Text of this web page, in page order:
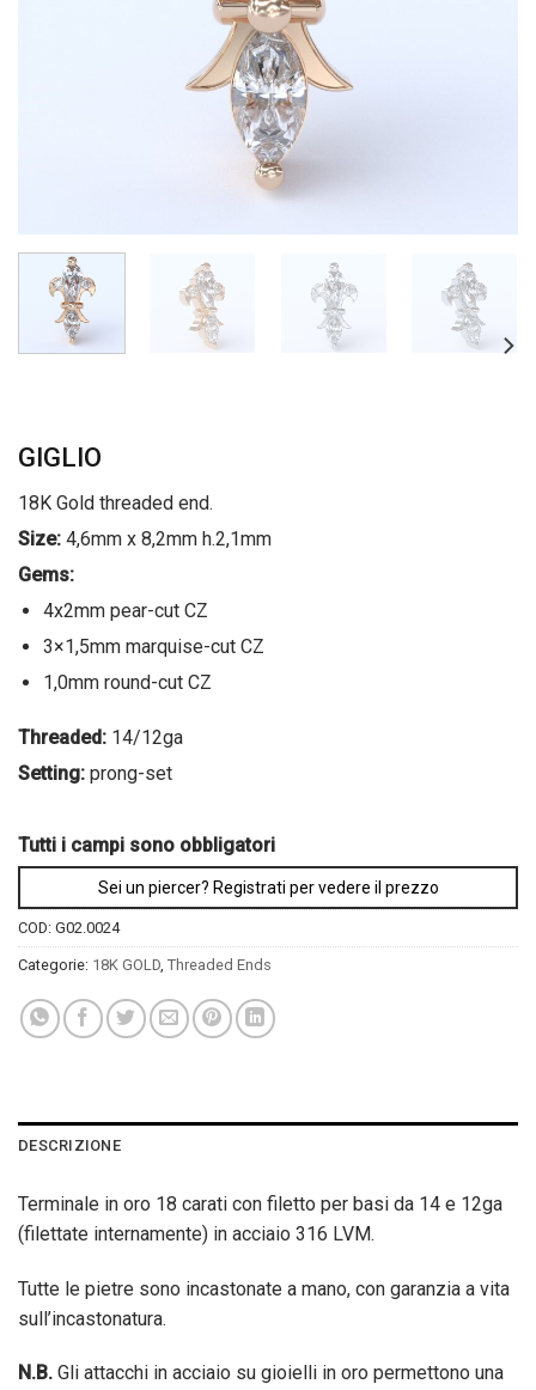
GIGLIO
18K Gold threaded end.
Size: 4,6mm x 8,2mm h.2,1mm
Gems:
4x2mm pear-cut CZ
3×1,5mm marquise-cut CZ
1,0mm round-cut CZ
Threaded: 14/12ga
Setting: prong-set
Tutti i campi sono obbligatori
Sei un piercer? Registrati per vedere il prezzo
COD: G02.0024
Categorie: 18K GOLD, Threaded Ends
DESCRIZIONE
Terminale in oro 18 carati con filetto per basi da 14 e 12ga
(filettate internamente) in acciaio 316 LVM.
Tutte le pietre sono incastonate a mano, con garanzia a vita
sull’incastonatura.
N.B. Gli attacchi in acciaio su gioielli in oro permettono una